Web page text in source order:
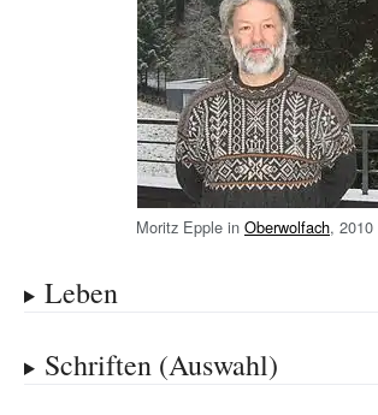
Moritz Epple in Oberwolfach, 2010
Leben
Schriften (Auswahl)